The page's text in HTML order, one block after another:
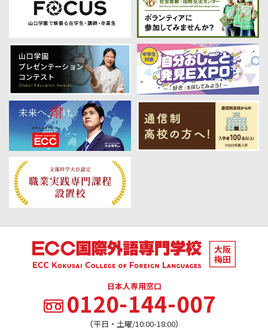
日本人専用窓口
0120-144-007
（平日・土曜/10:00-18:00）